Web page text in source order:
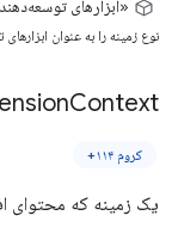
«ابزارهای
نوع زمینه را به عنوان
Context
کروم ۱۱۴+
یک زمینه که محتوای